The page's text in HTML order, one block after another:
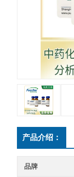
产品介绍：
品牌